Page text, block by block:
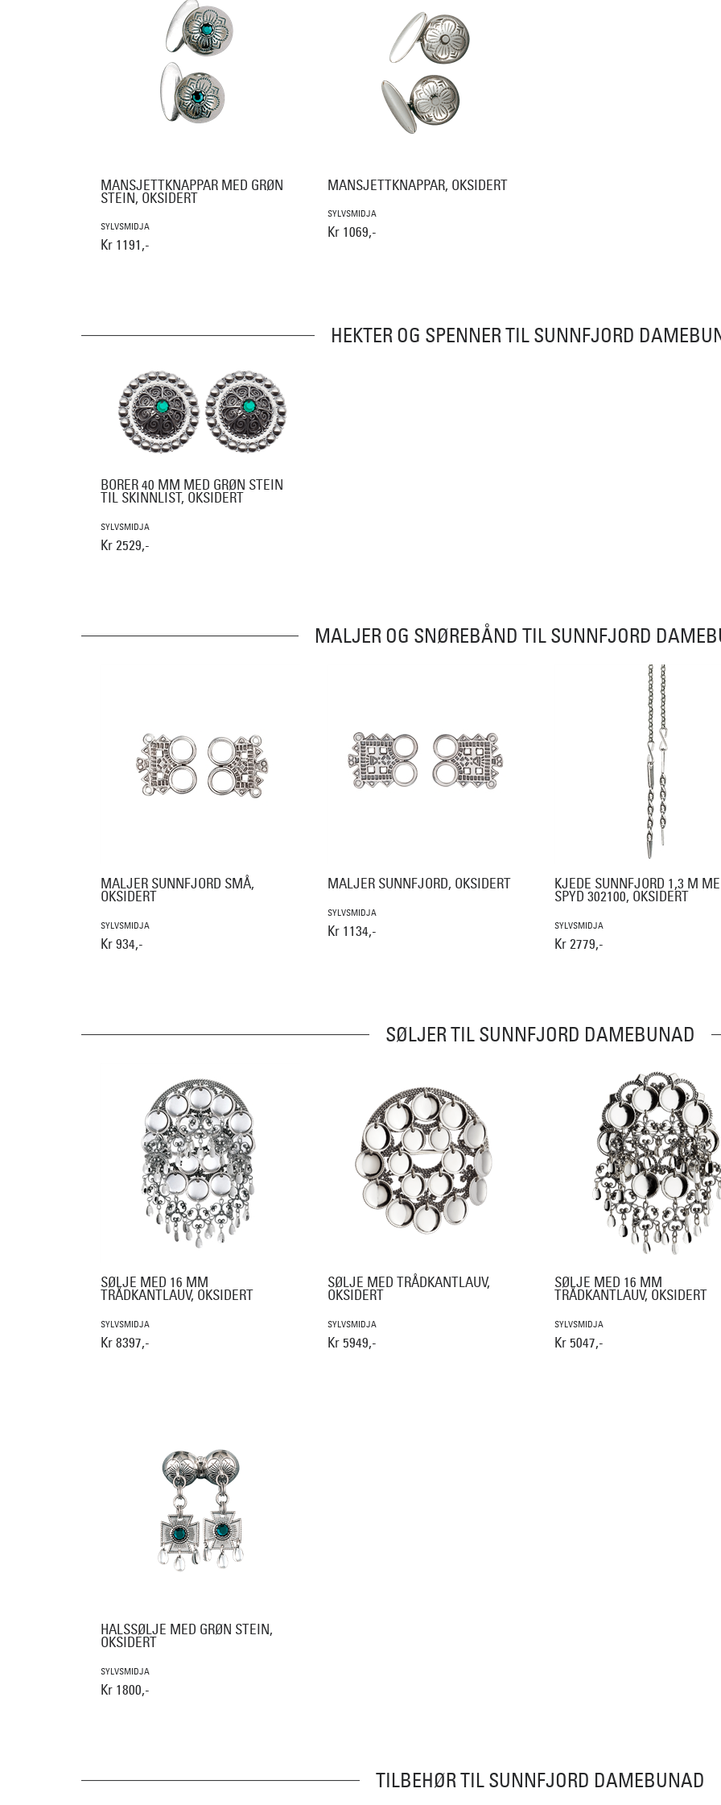
MANSJETTKNAPPAR MED GRØN
STEIN, OKSIDERT
SYLVSMIDJA
Kr 1191,-
MANSJETTKNAPPAR, OKSIDERT
SYLVSMIDJA
Kr 1069,-
HEKTER OG SPENNER TIL SUNNFJORD
BORER 40 MM MED GRØN STEIN
TIL SKINNLIST, OKSIDERT
SYLVSMIDJA
Kr 2529,-
MALJER OG SNØREBÅND TIL SUNNFJORD
MALJER SUNNFJORD SMÅ,
OKSIDERT
SYLVSMIDJA
Kr 934,-
MALJER SUNNFJORD, OKSIDERT
SYLVSMIDJA
Kr 1134,-
KJEDE SUNNFJORD 1,3 M
SPYD 302100, OKSIDERT
SYLVSMIDJA
Kr 2779,-
SØLJER TIL SUNNFJORD DAMEBUNAD
SØLJE MED 16 MM
TRÅDKANTLAUV, OKSIDERT
SYLVSMIDJA
Kr 8397,-
SØLJE MED TRÅDKANTLAUV,
OKSIDERT
SYLVSMIDJA
Kr 5949,-
SØLJE MED 16 MM
TRÅDKANTLAUV, OKSIDERT
SYLVSMIDJA
Kr 5047,-
HALSSØLJE MED GRØN STEIN,
OKSIDERT
SYLVSMIDJA
Kr 1800,-
TILBEHØR TIL SUNNFJORD DAMEBUNAD